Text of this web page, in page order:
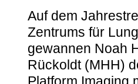
Auf dem
Zentrums für
gewannen Noah
Rückoldt (MHH)